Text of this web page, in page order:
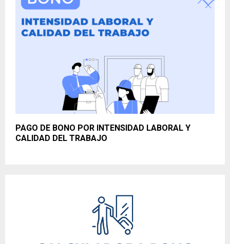
PAGO DE BONO POR INTENSIDAD LABORAL Y
CALIDAD DEL TRABAJO